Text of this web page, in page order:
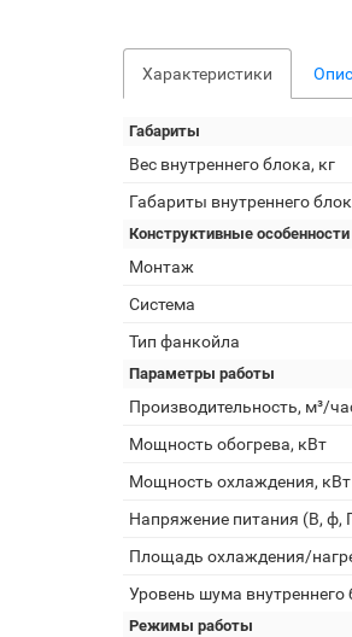
Характеристики
Габариты
Вес внутреннего блока, кг
Габариты внутреннего
Конструктивные особенности
Монтаж
Система
Тип фанкойла
Параметры работы
Производительность, м³/
Мощность обогрева, кВт
Мощность охлаждения, кВт
Напряжение питания (В, ф,
Площадь охлаждения/
Уровень шума внутреннего
Режимы работы